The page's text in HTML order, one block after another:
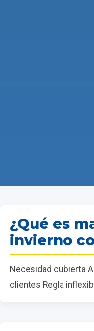
¿Qué es
invierno
Necesidad cubierta
clientes Regla